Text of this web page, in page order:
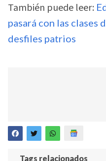
También puede leer:
pasará con las clases
desfiles patrios
Tags relacionados